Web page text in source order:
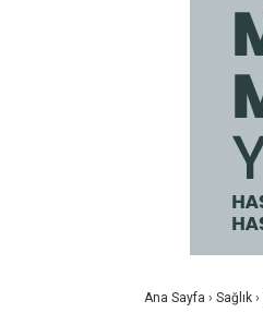
Ana Sayfa › Sağlık ›